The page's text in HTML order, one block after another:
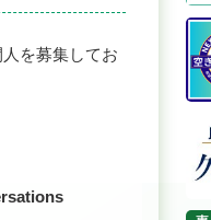
を募集してお